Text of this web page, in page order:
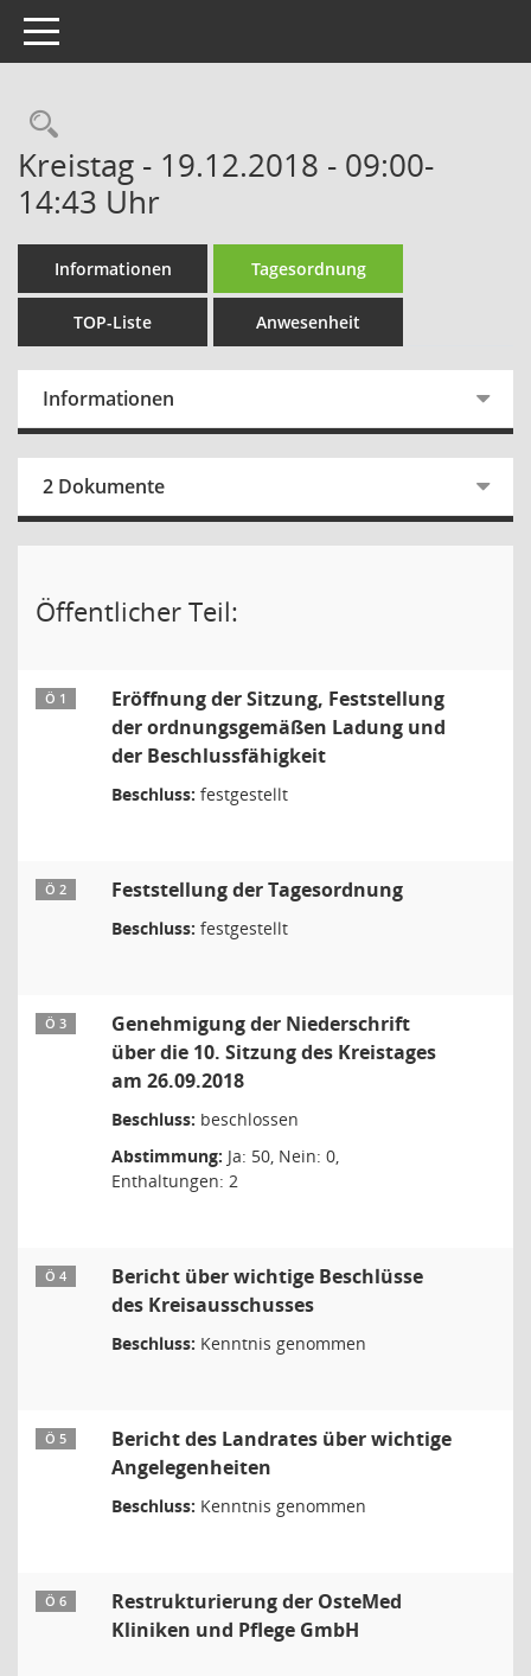
Toggle navigation
Rechercheauswahl
Kreistag - 19.12.2018 - 09:00-
14:43 Uhr
Informationen Tagesordnung
TOP-Liste Anwesenheit
Informationen
2 Dokumente
Öffentlicher Teil:
Ö 1
Eröffnung der Sitzung, Feststellung
der ordnungsgemäßen Ladung und
der Beschlussfähigkeit
Beschluss: festgestellt
Ö 2 Feststellung der Tagesordnung
Beschluss: festgestellt
Ö 3
Genehmigung der Niederschrift
über die 10. Sitzung des Kreistages
am 26.09.2018
Beschluss: beschlossen
Abstimmung: Ja: 50, Nein: 0,
Enthaltungen: 2
Ö 4
Bericht über wichtige Beschlüsse
des Kreisausschusses
Beschluss: Kenntnis genommen
Ö 5
Bericht des Landrates über wichtige
Angelegenheiten
Beschluss: Kenntnis genommen
Ö 6
Restrukturierung der OsteMed
Kliniken und Pflege GmbH